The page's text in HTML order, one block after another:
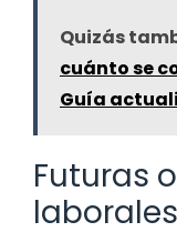
Quizás
cuánto se
Guía
Futuras
laborales